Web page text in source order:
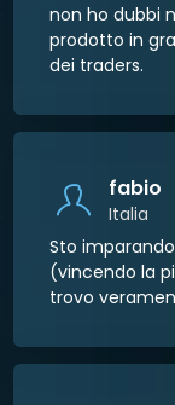
non ho dubbi
prodotto in
dei traders.
fabio
Italia
Sto
(vincendo la
trovo